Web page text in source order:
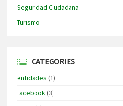
Seguridad Ciudadana
Turismo
CATEGORIES
entidades (1)
facebook(3)